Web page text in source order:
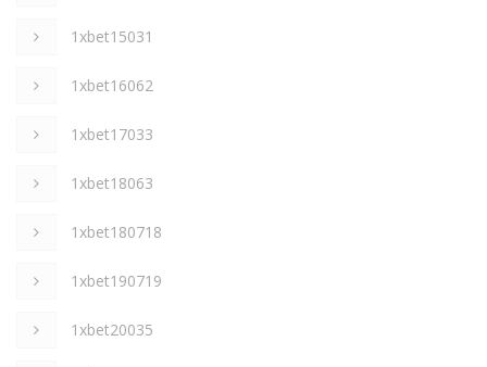
1xbet15031
1xbet16062
1xbet17033
1xbet18063
1xbet180718
1xbet190719
1xbet20035